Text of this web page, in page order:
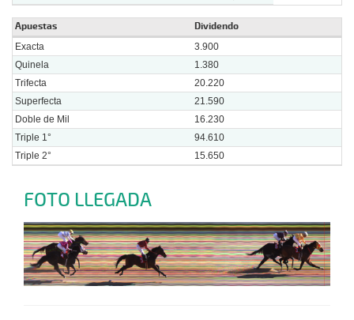
Apuestas Dividendo
Exacta
3.900
Quinela
1.380
Trifecta
20.220
Superfecta
21.590
Doble de Mil
16.230
Triple 1°
94.610
Triple 2°
15.650
FOTO LLEGADA